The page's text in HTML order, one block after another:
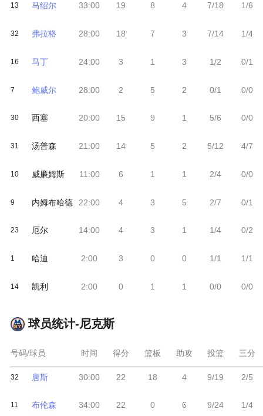
13 马绍尔
32 弗拉格
16 马丁
7 鲍威尔
30 西塞
31 汤普森
10 威廉姆斯
9 内姆布哈德
23 厄尔
1 哈迪
14 凯利
33:00
28:00
24:00
28:00
20:00
21:00
11:00
22:00
14:00
2:00
2:00
19
18
3
2
15
14
6
4
4
3
0
8
7
1
5
9
5
1
3
3
0
1
4
3
3
2
1
2
1
5
1
0
1
7/18
7/14
1/2
0/1
5/6
5/12
2/4
2/7
1/4
1/1
0/0
1/6
1/4
0/1
0/0
0/0
4/7
0/0
0/1
0/2
1/1
0/0
球员统计-尼克斯
号码/球员
32 唐斯
11 布伦森
时间
30:00
34:00
得分
22
22
篮板
18
0
助攻
4
6
投篮
9/19
9/24
三分
2/5
1/4